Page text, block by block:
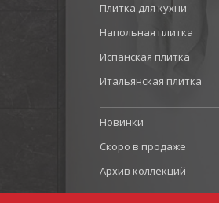
Плитка для кухни
Напольная плитка
Испанская плитка
Итальянская плитка
Новинки
Скоро в продаже
Архив коллекций